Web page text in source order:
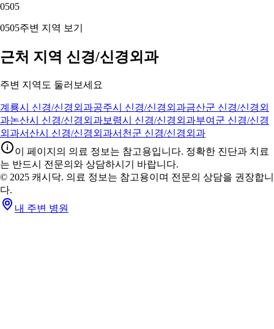
0505
0505주변 지역 보기
근처 지역 신경/신경외과
주변 지역도 둘러보세요
계룡시 신경/신경외과공주시 신경/신경외과금산군 신경/신경외
과논산시 신경/신경외과보령시 신경/신경외과부여군 신경/신경
외과서산시 신경/신경외과서천군 신경/신경외과
이 페이지의 의료 정보는 참고용입니다. 정확한 진단과 치료
는 반드시 전문의와 상담하시기 바랍니다.
© 2025 캐시닥. 의료 정보는 참고용이며 전문의 상담을 권장합니
다.
내 주변 병원